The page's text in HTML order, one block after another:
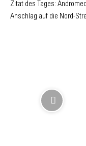
Zitat des Tages:
Anschlag auf die Nord-